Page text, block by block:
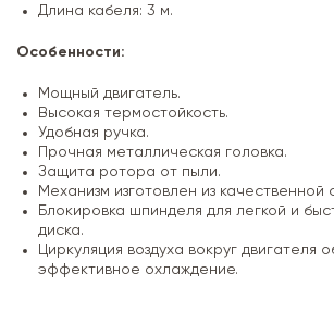
Длина кабеля: 3 м.
Особенности:
Мощный двигатель.
Высокая термостойкость.
Удобная ручка.
Прочная металлическая головка.
Защита ротора от пыли.
Механизм изготовлен из качественной
Блокировка шпинделя для легкой и
диска.
Циркуляция воздуха вокруг двигателя
эффективное охлаждение.